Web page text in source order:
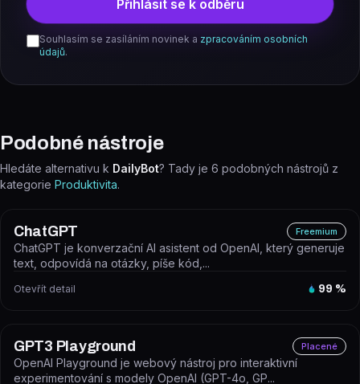
Přihlásit se k odběru
Souhlasím se zasíláním novinek a zpracováním osobních
údajů.
Podobné nástroje
Hledáte alternativu k DailyBot? Tady je 6 podobných nástrojů z
kategorie Produktivita.
ChatGPT Freemium
ChatGPT je konverzační AI asistent od OpenAI, který generuje
text, odpovídá na otázky, píše kód,...
Otevřít detail 99 %
GPT3 Playground Placené
OpenAI Playground je webový nástroj pro interaktivní
experimentování s modely OpenAI (GPT-4o, GP...